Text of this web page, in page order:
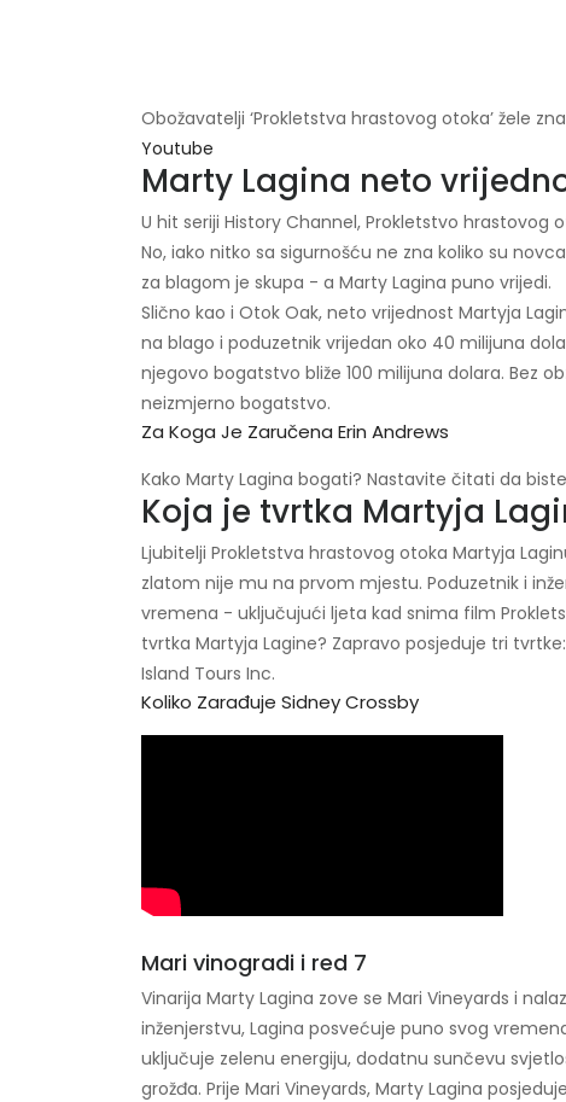
Obožavatelji ‘Prokletstva hrastovog otoka’ žele
Youtube
Marty Lagina neto
U hit seriji History Channel, Prokletstvo
No, iako nitko sa sigurnošću ne zna koliko su
za blagom je skupa - a Marty Lagina puno vrijedi.
Slično kao i Otok Oak, neto vrijednost Martyja
na blago i poduzetnik vrijedan oko 40 milijuna
njegovo bogatstvo bliže 100 milijuna dolara. Bez
neizmjerno bogatstvo.
Za Koga Je Zaručena Erin Andrews
Kako Marty Lagina bogati? Nastavite čitati da
Koja je tvrtka Martyja
Ljubitelji Prokletstva hrastovog otoka Martyja
zlatom nije mu na prvom mjestu. Poduzetnik i
vremena - uključujući ljeta kad snima film
tvrtka Martyja Lagine? Zapravo posjeduje tri
Island Tours Inc.
Koliko Zarađuje Sidney Crossby
Mari vinogradi i red 7
Vinarija Marty Lagina zove se Mari Vineyards i
inženjerstvu, Lagina posvećuje puno svog
uključuje zelenu energiju, dodatnu sunčevu
grožđa. Prije Mari Vineyards, Marty Lagina